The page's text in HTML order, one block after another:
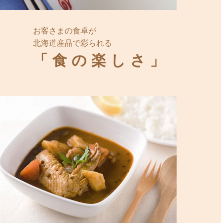
お客さまの食卓が
北海道産品で彩られる
「食の楽しさ」